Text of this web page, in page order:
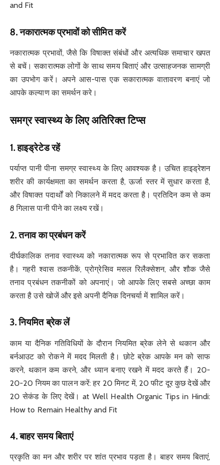
and Fit
8.नकारात्मक प्रभावों को सीमित करें
नकारात्मक प्रभावों, जैसे कि विषाक्त संबंधों और अत्यधिक समाचार खपत
से बचें। सकारात्मक लोगों के साथ समय बिताएं और उत्साहजनक सामग्री
का उपभोग करें। अपने आस-पास एक सकारात्मक वातावरण बनाएं जो
आपके कल्याण का समर्थन करे।
समग्र स्वास्थ्य के लिए अतिरिक्त टिप्स
1.हाइड्रेटेड रहें
पर्याप्त पानी पीना समग्र स्वास्थ्य के लिए आवश्यक है। उचित हाइड्रेशन
शरीर की कार्यक्षमता का समर्थन करता है, ऊर्जा स्तर में सुधार करता है,
और विषाक्त पदार्थों को निकालने में मदद करता है। प्रतिदिन कम से कम
8 गिलास पानी पीने का लक्ष्य रखें।
2.तनाव का प्रबंधन करें
दीर्घकालिक तनाव स्वास्थ्य को नकारात्मक रूप से प्रभावित कर सकता
है। गहरी श्वास तकनीकें, प्रोग्रेसिव मसल रिलैक्सेशन, और शौक जैसे
तनाव प्रबंधन तकनीकों को अपनाएं। जो आपके लिए सबसे अच्छा काम
करता है उसे खोजें और इसे अपनी दैनिक दिनचर्या में शामिल करें।
3.नियमित ब्रेक लें
काम या दैनिक गतिविधियों के दौरान नियमित ब्रेक लेने से थकान और
बर्नआउट को रोकने में मदद मिलती है। छोटे ब्रेक आपके मन को साफ
करने, थकान कम करने, और ध्यान बनाए रखने में मदद करते हैं। 20-
20-20 नियम का पालन करें: हर 20 मिनट में, 20 फीट दूर कुछ देखें और
20 सेकंड के लिए देखें। at Well Health Organic Tips in Hindi:
How to Remain Healthy and Fit
4.बाहर समय बिताएं
प्रकृति का मन और शरीर पर शांत प्रभाव पड़ता है। बाहर समय बिताएं,